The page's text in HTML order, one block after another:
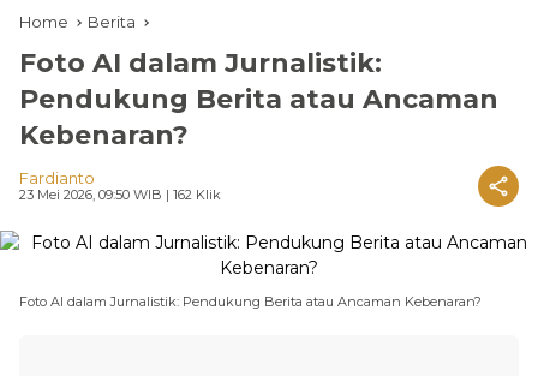
Home Berita
Foto AI dalam Jurnalistik:
Pendukung Berita atau Ancaman
Kebenaran?
Fardianto
23 Mei 2026, 09:50 WIB | 162 Klik
Foto AI dalam Jurnalistik: Pendukung Berita atau Ancaman Kebenaran?